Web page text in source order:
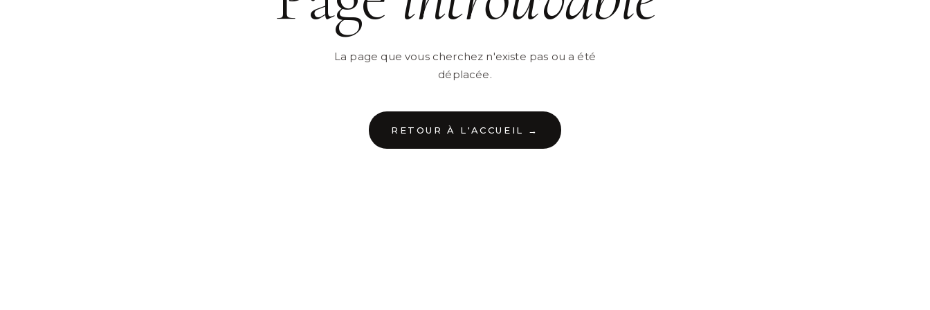
La page que vous cherchez n'existe pas ou a été
déplacée.
RETOUR À L'ACCUEIL →